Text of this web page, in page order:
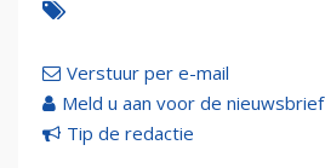
Verstuur per e-mail
Meld u aan voor de nieuwsbrief
Tip de redactie